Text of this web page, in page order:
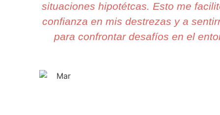
situaciones hipotétcas. Esto me
confianza en mis destrezas y a
para confrontar desafíos en el